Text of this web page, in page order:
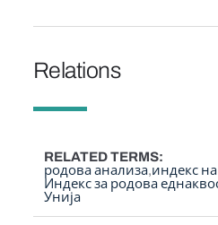
Relations
RELATED TERMS
родова анализа индекс
Индекс за родова
Унија